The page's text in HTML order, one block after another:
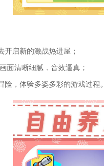
开启新的激战热进屋；
面清晰细腻，音效逼真；
，体验多姿多彩的游戏过程。